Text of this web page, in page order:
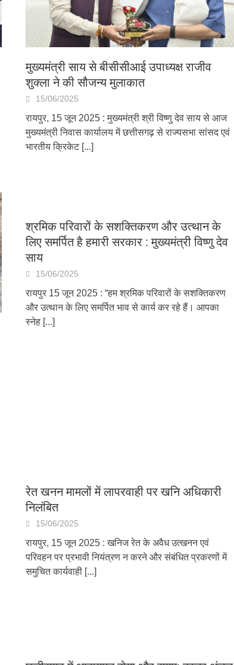
मुख्यमंत्री साय से बीसीसीआई उपाध्यक्ष राजीव
शुक्ला ने की सौजन्य मुलाकात
15/06/2025
रायपुर, 15 जून 2025 : मुख्यमंत्री श्री विष्णु देव साय से आज
मुख्यमंत्री निवास कार्यालय में छत्तीसगढ़ से राज्यसभा सांसद एवं
भारतीय क्रिकेट [...]
श्रमिक परिवारों के सशक्तिकरण और उत्थान के
लिए समर्पित है हमारी सरकार : मुख्यमंत्री विष्णु देव
साय
15/06/2025
रायपुर 15 जून 2025 : “हम श्रमिक परिवारों के सशक्तिकरण
और उत्थान के लिए समर्पित भाव से कार्य कर रहे हैं। आपका
स्नेह [...]
रेत खनन मामलों में लापरवाही पर खनि अधिकारी
निलंबित
15/06/2025
रायपुर, 15 जून 2025 : खनिज रेत के अवैध उत्खनन एवं
परिवहन पर प्रभावी नियंत्रण न करने और संबंधित प्रकरणों में
समुचित कार्यवाही [...]